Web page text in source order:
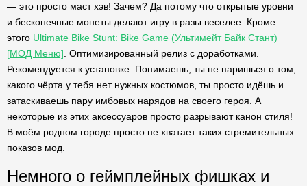
— это просто маст хэв! Зачем? Да потому что открытые уровни
и бесконечные монеты делают игру в разы веселее. Кроме
этого Ultimate Bike Stunt: Bike Game (Ультимейт Байк Стант)
[МОД Меню] . Оптимизированный релиз с доработками.
Рекомендуется к установке. Понимаешь, ты не паришься о том,
какого чёрта у тебя нет нужных костюмов, ты просто идёшь и
затаскиваешь пару имбовых нарядов на своего героя. А
некоторые из этих аксессуаров просто разрывают канон стиля!
В моём родном городе просто не хватает таких стремительных
показов мод.
Немного о геймплейных фишках и